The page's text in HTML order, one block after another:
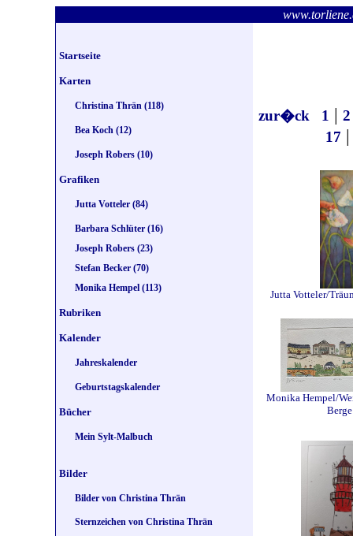
Startseite
Karten
Christina Thrän (118)
Bea Koch (12)
Joseph Robers (10)
Grafiken
Jutta Votteler (84)
Barbara Schlüter (16)
Joseph Robers (23)
Stefan Becker (70)
Monika Hempel (113)
Rubriken
Kalender
Jahreskalender
Geburtstagskalender
Bücher
Mein Sylt-Malbuch
Bilder
Bilder von Christina Thrän
Sternzeichen von Christina Thrän
zur�ck 1 | 2
17
Jutta Votteler/
Monika Hempel/
Berge